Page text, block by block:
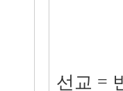
선교 =